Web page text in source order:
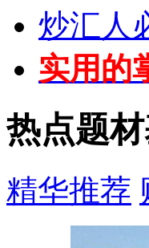
炒汇人
实用的
热点题
精华推荐